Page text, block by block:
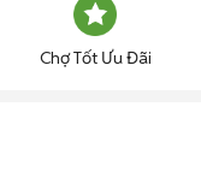
Chợ Tốt Ưu Đãi